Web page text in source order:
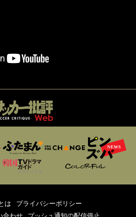
は
プライバシーポリシー